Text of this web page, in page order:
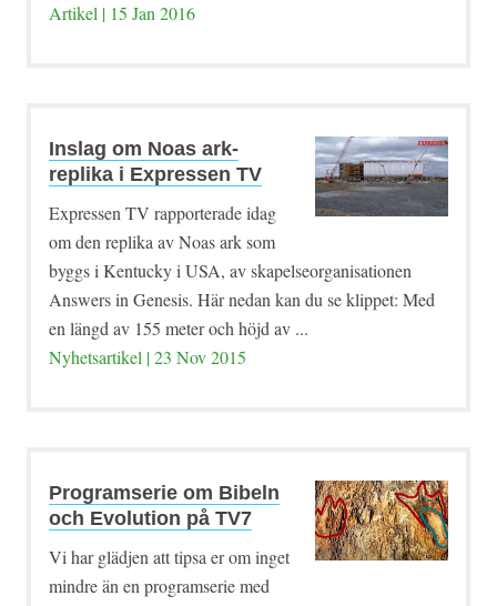
Artikel | 15 Jan 2016
Inslag om Noas ark-
replika i Expressen TV
Expressen TV rapporterade idag
om den replika av Noas ark som
byggs i Kentucky i USA, av skapelseorganisationen
Answers in Genesis. Här nedan kan du se klippet: Med
en längd av 155 meter och höjd av ...
Nyhetsartikel | 23 Nov 2015
Programserie om Bibeln
och Evolution på TV7
Vi har glädjen att tipsa er om inget
mindre än en programserie med